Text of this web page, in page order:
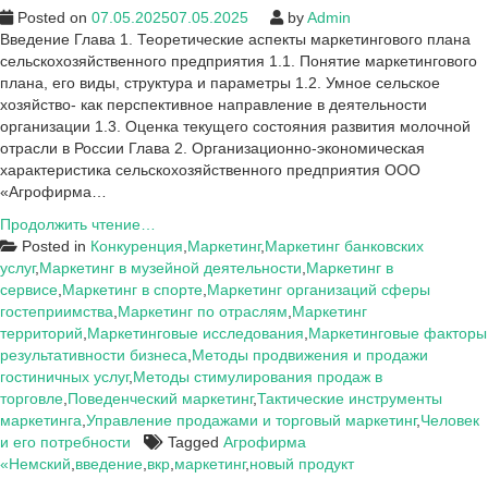
Posted on 07.05.202507.05.2025 byAdmin
Введение Глава 1. Теоретические аспекты маркетингового плана
сельскохозяйственного предприятия 1.1. Понятие маркетингового
плана, его виды, структура и параметры 1.2. Умное сельское
хозяйство- как перспективное направление в деятельности
организации 1.3. Оценка текущего состояния развития молочной
отрасли в России Глава 2. Организационно-экономическая
характеристика сельскохозяйственного предприятия ООО
«Агрофирма…
Продолжить чтение…
к
ВКР:
«Разработка
плана
маркетинга
по
выводу
на
рынок
нового
продукта»
Posted in Конкуренция Маркетинг,Маркетинг банковских
услуг,Маркетинг в музейной деятельности Маркетинг в
сервисе Маркетинг в спорте Маркетинг организаций сферы
гостеприимства Маркетинг по отраслям Маркетинг
территорий Маркетинговые исследования Маркетинговые факторы
результативности бизнеса Методы продвижения и продажи
гостиничных услуг,Методы стимулирования продаж в
торговле Поведенческий маркетинг,Тактические инструменты
маркетинга Управление продажами и торговый маркетинг,Человек
и его потребности
Tagged Агрофирма
«Немский введение вкр маркетинг,новый продукт